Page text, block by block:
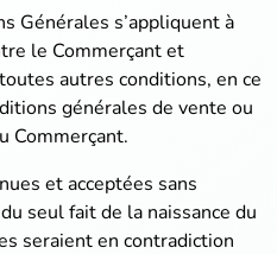
Générales s’appliquent à
le Commerçant et
autres conditions, en ce
générales de vente ou
Commerçant.
et acceptées sans
seul fait de la naissance du
seraient en contradiction